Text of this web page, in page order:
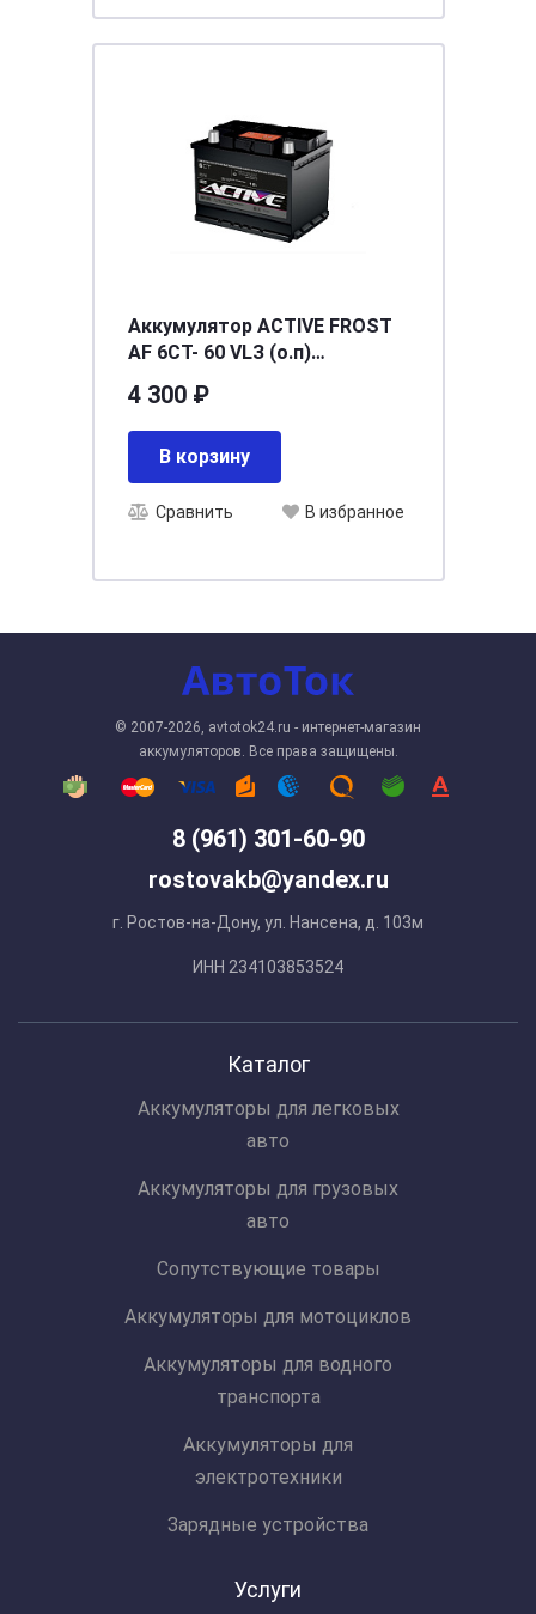
Аккумулятор ACTIVE FROST
AF 6СТ- 60 VLЗ (о.п)
4 300 ₽
В корзину
Сравнить В избранное
8 (961) 301-60-90
rostovakb@yandex.ru
г. Ростов-на-Дону, ул. Нансена, д. 103м
ИНН 234103853524
© 2007-2026, avtotok24.ru - интернет-магазин
аккумуляторов. Все права защищены.
Каталог
Аккумуляторы для легковых
авто
Аккумуляторы для грузовых
авто
Сопутствующие товары
Аккумуляторы для мотоциклов
Аккумуляторы для водного
транспорта
Аккумуляторы для
электротехники
Зарядные устройства
Услуги